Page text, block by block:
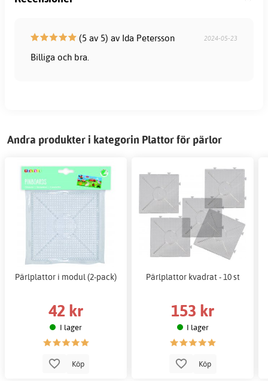
(5 av 5) av Ida Petersson 2024-05-23
Billiga och bra.
Andra produkter i kategorin Plattor för pärlor
Pärlplattor i modul (2-pack)
42 kr
I lager
Köp
Pärlplattor kvadrat - 10 st
153 kr
I lager
Köp